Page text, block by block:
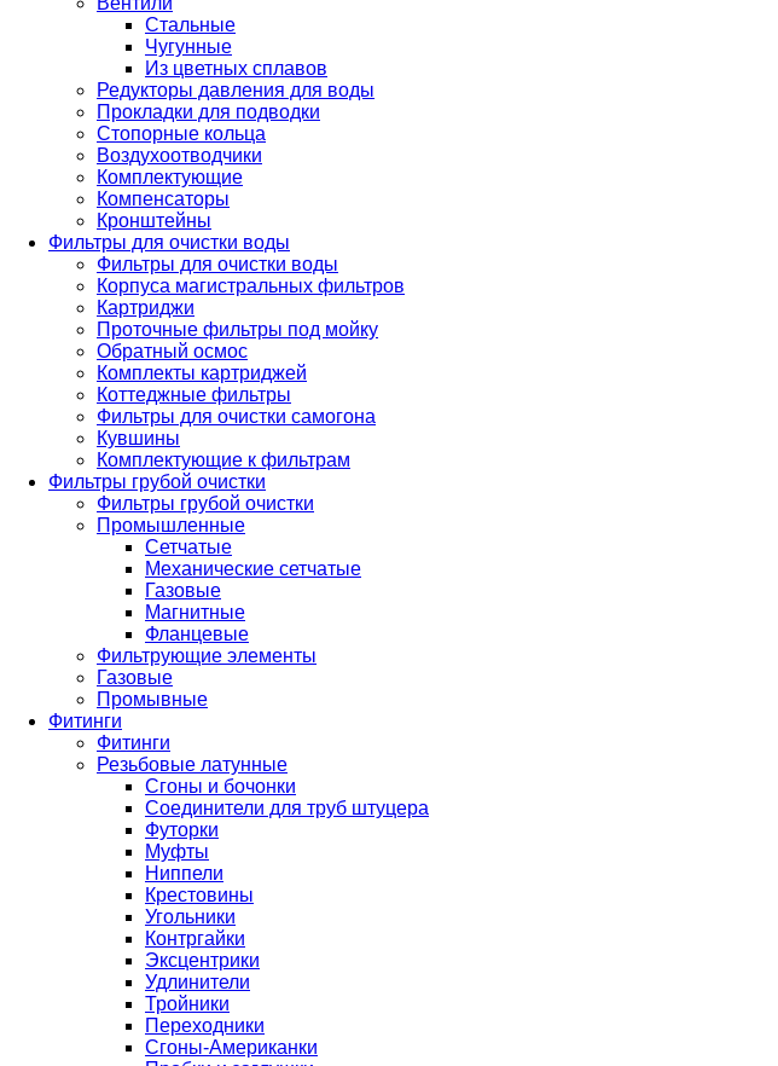
Стальные
Чугунные
Из цветных сплавов
Редукторы давления для воды
Прокладки для подводки
Стопорные кольца
Воздухоотводчики
Комплектующие
Компенсаторы
Кронштейны
Фильтры для очистки воды
Фильтры для очистки воды
Корпуса магистральных фильтров
Картриджи
Проточные фильтры под мойку
Обратный осмос
Комплекты картриджей
Коттеджные фильтры
Фильтры для очистки самогона
Кувшины
Комплектующие к фильтрам
Фильтры грубой очистки
Фильтры грубой очистки
Промышленные
Сетчатые
Механические сетчатые
Газовые
Магнитные
Фланцевые
Фильтрующие элементы
Газовые
Промывные
Фитинги
Фитинги
Резьбовые латунные
Сгоны и бочонки
Соединители для труб штуцера
Футорки
Муфты
Ниппели
Крестовины
Угольники
Контргайки
Эксцентрики
Удлинители
Тройники
Переходники
Сгоны-Американки